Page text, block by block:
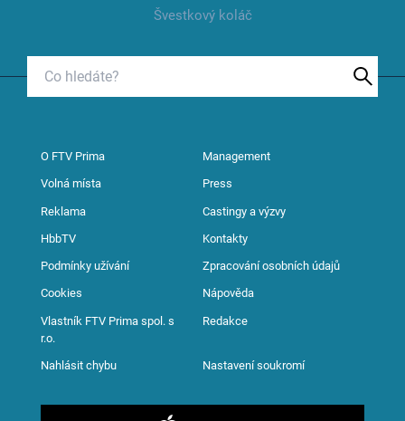
Švestkový koláč
O FTV Prima Management
Volná místa Press
Reklama Castingy a výzvy
HbbTV Kontakty
Podmínky užívání Zpracování osobních údajů
Cookies Nápověda
Vlastník FTV Prima spol. s
r.o.
Redakce
Nahlásit chybu Nastavení soukromí